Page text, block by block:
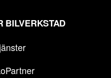
BILVERKSTAD